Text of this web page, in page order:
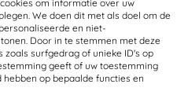
om informatie over uw
We doen dit met als doel om de
en niet-
Door in te stemmen met deze
zoals surfgedrag of unieke ID's op
geeft of uw toestemming
op bepaalde functies en